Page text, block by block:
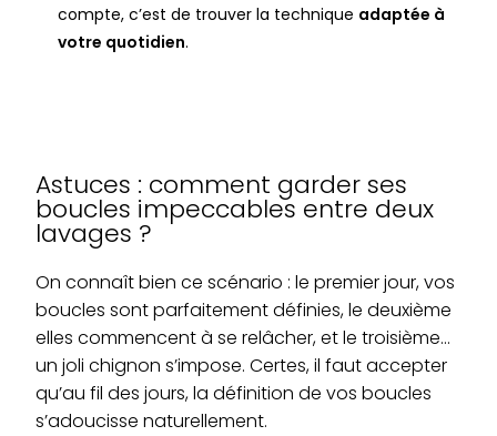
compte, c’est de trouver la technique adaptée à
votre quotidien.
Astuces : comment garder ses
boucles impeccables entre deux
lavages ?
On connaît bien ce scénario : le premier jour, vos
boucles sont parfaitement définies, le deuxième
elles commencent à se relâcher, et le troisième…
un joli chignon s’impose. Certes, il faut accepter
qu’au fil des jours, la définition de vos boucles
s’adoucisse naturellement.